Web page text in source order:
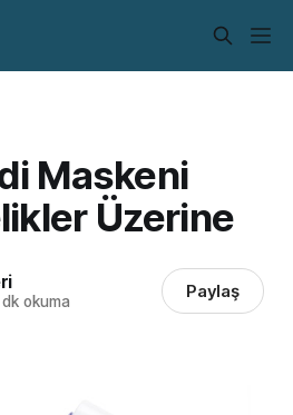
Maskeni
Üzerine
okuma Paylaş